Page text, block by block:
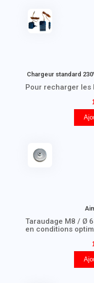
Chargeur standard
Pour recharger les
Taraudage M8 / Ø
en conditions